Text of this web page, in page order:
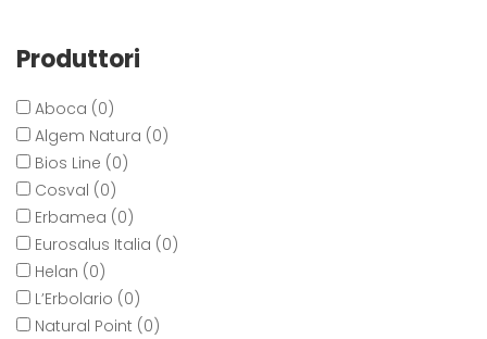
Produttori
Aboca (0)
Algem Natura (0)
Bios Line (0)
Cosval (0)
Erbamea (0)
Eurosalus Italia (0)
Helan (0)
L’Erbolario (0)
Natural Point (0)